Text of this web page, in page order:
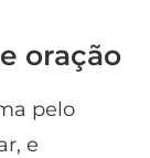
oração
pelo
e